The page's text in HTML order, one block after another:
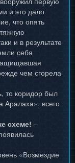
и это дало
что опять
и в результате
себя
чем сгорела
то коридор был
Аралаха», всего
схеме! –
«Возмездие